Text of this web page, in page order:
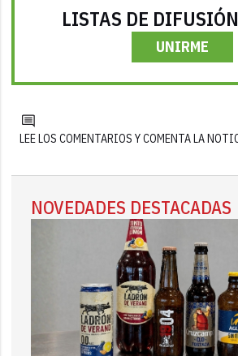
LISTAS DE
UNIRME
LEE LOS COMENTARIOS Y COMENTA LA
NOVEDADES DESTACADAS